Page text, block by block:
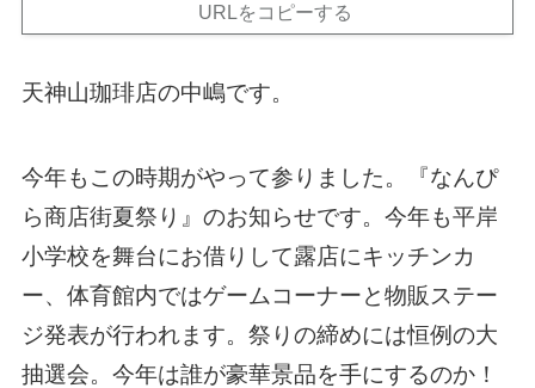
URLをコピーする
天神山珈琲店の中嶋です。
今年もこの時期がやって参りました。『なんぴ
ら商店街夏祭り』のお知らせです。今年も平岸
小学校を舞台にお借りして露店にキッチンカ
ー、体育館内ではゲームコーナーと物販ステー
ジ発表が行われます。祭りの締めには恒例の大
抽選会。今年は誰が豪華景品を手にするのか！